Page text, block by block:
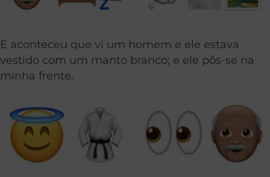
E aconteceu que vi um homem e ele estava
vestido com um manto branco; e ele pôs-se na
minha frente.